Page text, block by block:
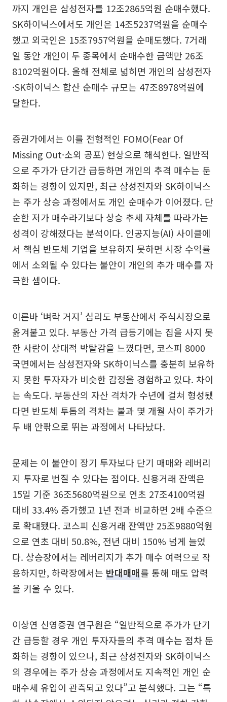
까지 개인은 삼성전자를 12조2865억원 순매수했다.
SK하이닉스에서도 개인은 14조5237억원을 순매수
했고 외국인은 15조7957억원을 순매도했다. 7거래
일 동안 개인이 두 종목에서 순매수한 금액만 26조
8102억원이다. 올해 전체로 넓히면 개인의 삼성전자
·SK하이닉스 합산 순매수 규모는 47조8978억원에
달한다.
증권가에서는 이를 전형적인 FOMO(Fear Of
Missing Out·소외 공포) 현상으로 해석한다. 일반적
으로 주가가 단기간 급등하면 개인의 추격 매수는 둔
화하는 경향이 있지만, 최근 삼성전자와 SK하이닉스
는 주가 상승 과정에서도 개인 순매수가 이어졌다. 단
순한 저가 매수라기보다 상승 추세 자체를 따라가는
성격이 강해졌다는 분석이다. 인공지능(AI) 사이클에
서 핵심 반도체 기업을 보유하지 못하면 시장 수익률
에서 소외될 수 있다는 불안이 개인의 추가 매수를 자
극한 셈이다.
이른바 ‘벼락 거지’ 심리도 부동산에서 주식시장으로
옮겨붙고 있다. 부동산 가격 급등기에는 집을 사지 못
한 사람이 상대적 박탈감을 느꼈다면, 코스피 8000
국면에서는 삼성전자와 SK하이닉스를 충분히 보유하
지 못한 투자자가 비슷한 감정을 경험하고 있다. 차이
는 속도다. 부동산의 자산 격차가 수년에 걸쳐 형성됐
다면 반도체 투톱의 격차는 불과 몇 개월 사이 주가가
두 배 안팎으로 뛰는 과정에서 나타났다.
문제는 이 불안이 장기 투자보다 단기 매매와 레버리
지 투자로 번질 수 있다는 점이다. 신용거래 잔액은
15일 기준 36조5680억원으로 연초 27조4100억원
대비 33.4% 증가했고 1년 전과 비교하면 2배 수준으
로 확대됐다. 코스피 신용거래 잔액만 25조9880억원
으로 연초 대비 50.8%, 전년 대비 150% 넘게 늘었
다. 상승장에서는 레버리지가 추가 매수 여력으로 작
용하지만, 하락장에서는 반대매매를 통해 매도 압력
을 키울 수 있다.
이상연 신영증권 연구원은 “일반적으로 주가가 단기
간 급등할 경우 개인 투자자들의 추격 매수는 점차 둔
화하는 경향이 있으나, 최근 삼성전자와 SK하이닉스
의 경우에는 주가 상승 과정에서도 지속적인 개인 순
매수세 유입이 관측되고 있다”고 분석했다. 그는 “특